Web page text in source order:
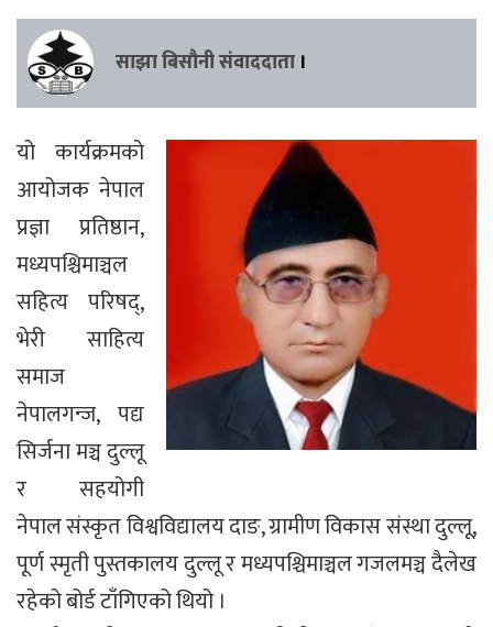
साझा बिसौनी संवाददाता ।
यो कार्यक्रमको
आयोजक नेपाल
प्रज्ञा प्रतिष्ठान,
मध्यपश्चिमाञ्चल
सहित्य परिषद्,
भेरी साहित्य
समाज
नेपालगन्ज, पद्य
सिर्जना मञ्च दुल्लू
र सहयोगी
नेपाल संस्कृत विश्वविद्यालय दाङ, ग्रामीण विकास संस्था दुल्लू,
पूर्ण स्मृती पुस्तकालय दुल्लू र मध्यपश्चिमाञ्चल गजलमञ्च दैलेख
रहेको बोर्ड टाँगिएको थियो ।